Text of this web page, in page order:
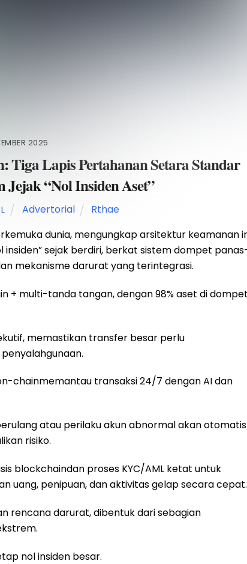
2025
Lapis Pertahanan Setara Standar
“Nol Insiden Aset”
Advertorial
Rthae
dunia, mengungkap arsitektur keamanan
sejak berdiri, berkat sistem dompet
mekanisme darurat yang terintegrasi.
+ multi-tanda tangan, dengan 98% aset di
memastikan transfer besar perlu
chainmemantau transaksi 24/7 dengan AI dan
atau perilaku akun abnormal akan otomatis
risiko.
blockchaindan proses KYC/AML ketat untuk
uang, penipuan, dan aktivitas gelap secara cepat.
rencana darurat, dibentuk dari sebagian
nol insiden besar.